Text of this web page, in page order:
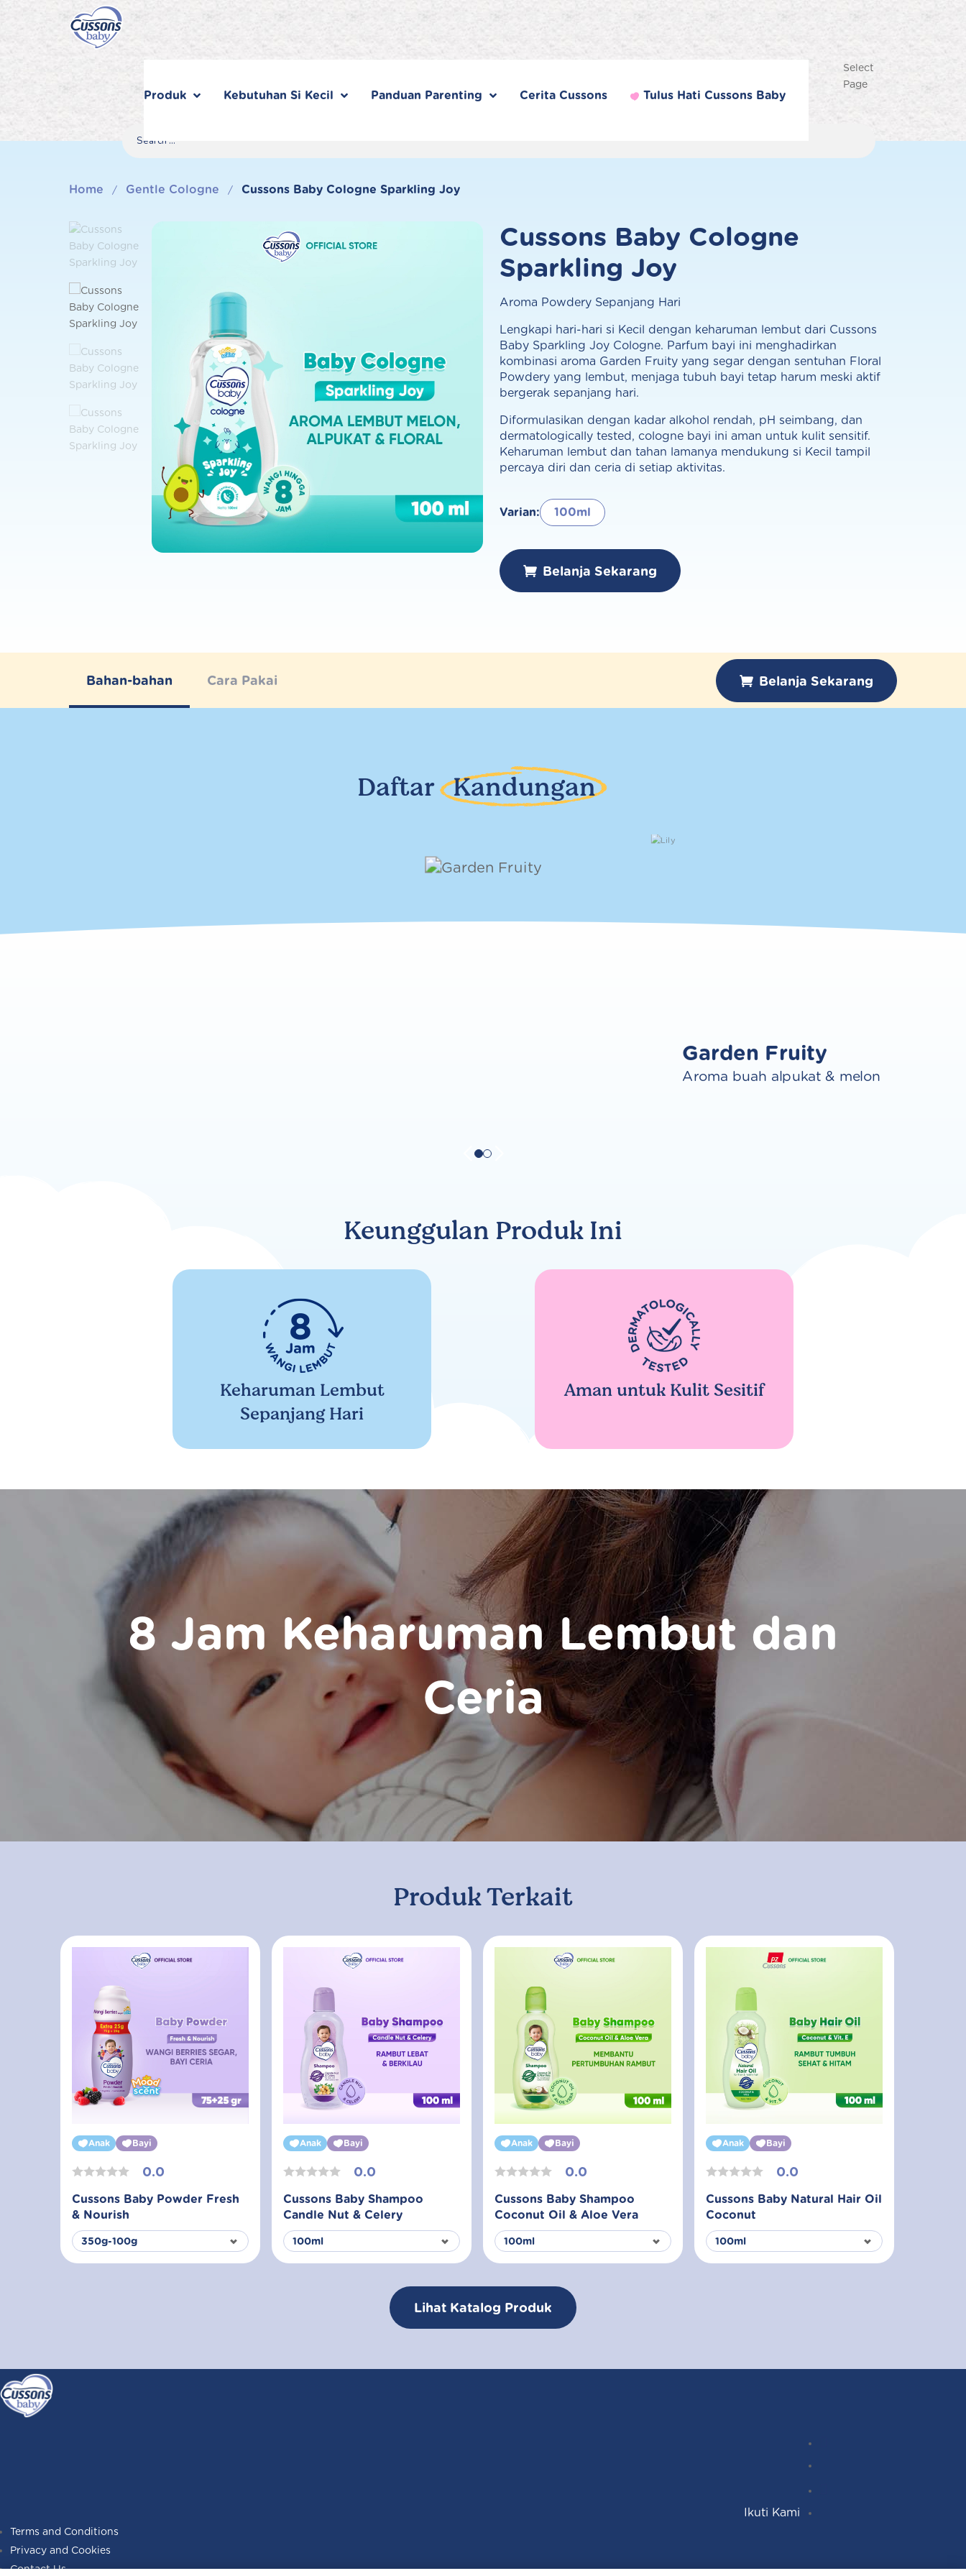
Produk
Produk Terlaris
Kebutuhan Si Kecil Panduan Parenting Cerita Cussons Tulus Hati Cussons Baby
Select
Page
Home / Gentle Cologne / Cussons Baby Cologne Sparkling Joy
Cussons Baby Cologne
Sparkling Joy
Aroma Powdery Sepanjang Hari
Lengkapi hari-hari si Kecil dengan keharuman lembut dari Cussons
Baby Sparkling Joy Cologne. Parfum bayi ini menghadirkan
kombinasi aroma Garden Fruity yang segar dengan sentuhan Floral
Powdery yang lembut, menjaga tubuh bayi tetap harum meski aktif
bergerak sepanjang hari.
Diformulasikan dengan kadar alkohol rendah, pH seimbang, dan
dermatologically tested, cologne bayi ini aman untuk kulit sensitif.
Keharuman lembut dan tahan lamanya mendukung si Kecil tampil
percaya diri dan ceria di setiap aktivitas.
Varian: 100ml
Belanja Sekarang
Bahan-bahan Cara Pakai Belanja Sekarang
Daftar Kandungan
Garden Fruity
Aroma buah alpukat & melon
Keunggulan Produk Ini
Keharuman Lembut
Sepanjang Hari
Aman untuk Kulit Sesitif
8 Jam Keharuman Lembut dan
Ceria
Produk Terkait
Anak Bayi
0.0
Cussons Baby Powder Fresh
& Nourish
Anak Bayi
0.0
Cussons Baby Shampoo
Candle Nut & Celery
Anak Bayi
0.0
Cussons Baby Shampoo
Coconut Oil & Aloe Vera
Anak Bayi
0.0
Cussons Baby Natural Hair Oil
Coconut
Lihat Katalog Produk
Ikuti Kami
Terms and Conditions
Privacy and Cookies
Contact Us